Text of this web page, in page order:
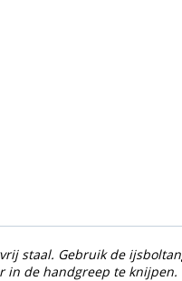
staal. Gebruik de
in de handgreep te knijpen.